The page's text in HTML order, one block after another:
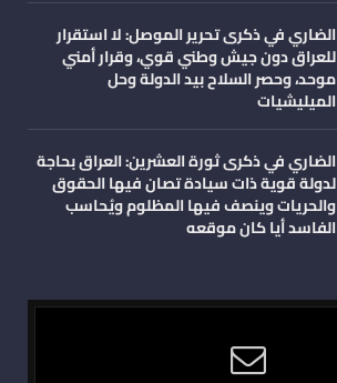
الضاري في ذكرى تحرير الموصل: لا استقرار
للعراق دون جيش وطني قوي، وقرار أمني
موحد، وحصر السلاح بيد الدولة وحل
الميليشيات
الضاري في ذكرى ثورة العشرين: العراق بحاجة
لدولة قوية ذات سيادة تصان فيها الحقوق
والحريات وينصف فيها المظلوم ويُحاسب
الفاسد أيا كان موقعه